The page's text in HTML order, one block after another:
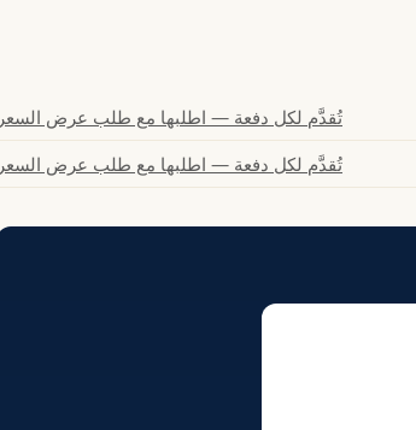
تُقدَّم لكل دفعة — اطلبها مع طلب عرض السعر
تُقدَّم لكل دفعة — اطلبها مع طلب عرض السعر